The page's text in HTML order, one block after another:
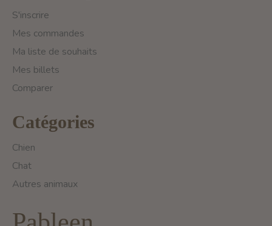
S'inscrire
Mes commandes
Ma liste de souhaits
Mes billets
Comparer
Catégories
Chien
Chat
Autres animaux